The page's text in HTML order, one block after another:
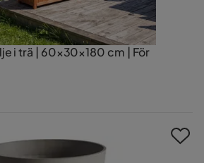
i trä | 60×30×180 cm | För